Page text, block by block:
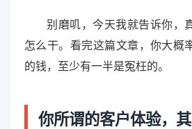
别磨叽，今天我就告诉你，
怎么干。看完这篇文章，你大概
的钱，至少有一半是冤枉的。
你所谓的客户体验，